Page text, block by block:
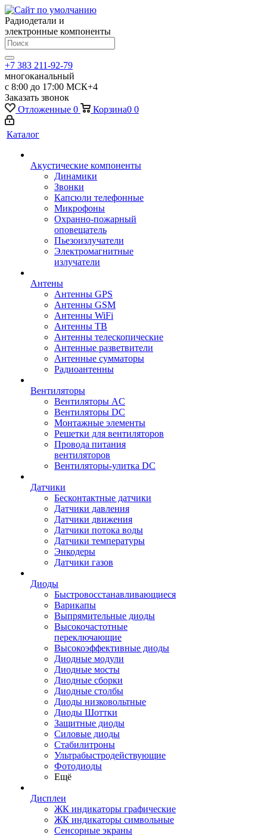
Радиодетали и
электронные компоненты
+7 383 211-92-79
многоканальный
с 8:00 до 17:00 МСК+4
Заказать звонок
Отложенные 0 Корзина0 0
Каталог
Акустические компоненты
Динамики
Звонки
Капсюли телефонные
Микрофоны
Охранно-пожарный
оповещатель
Пьезоизлучатели
Электромагнитные
излучатели
Антены
Антенны GPS
Антенны GSM
Антенны WiFi
Антенны ТВ
Антенны телескопические
Антенные разветвители
Антенные сумматоры
Радиоантенны
Вентиляторы
Вентиляторы AC
Вентиляторы DC
Монтажные элементы
Решетки для вентиляторов
Провода питания
вентиляторов
Вентиляторы-улитка DC
Датчики
Бесконтактные датчики
Датчики давления
Датчики движения
Датчики потока воды
Датчики температуры
Энкодеры
Датчики газов
Диоды
Быстровосстанавливающиеся
Варикапы
Выпрямительные диоды
Высокочастотные
переключающие
Высокоэффективные диоды
Диодные модули
Диодные мосты
Диодные сборки
Диодные столбы
Диоды низковольтные
Диоды Шоттки
Защитные диоды
Силовые диоды
Стабилитроны
Ультрабыстродействующие
Фотодиоды
Ещё
Дисплеи
ЖК индикаторы графические
ЖК индикаторы символьные
Сенсорные экраны